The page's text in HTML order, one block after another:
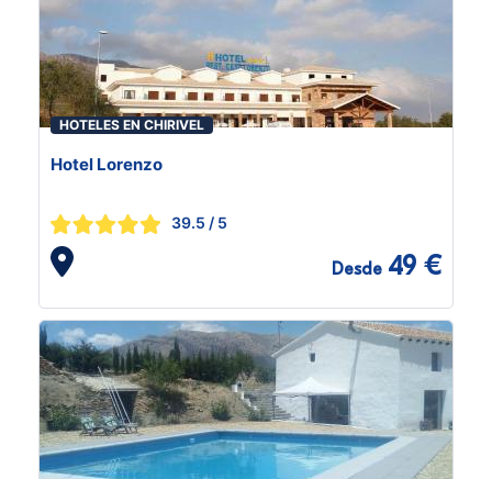
HOTELES EN CHIRIVEL
Hotel Lorenzo
39.5 / 5
Desde 49 €